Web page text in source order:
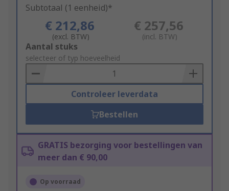
Subtotaal (1 eenheid)*
€ 212,86
(excl. BTW)
€ 257,56
(incl. BTW)
Add
to
Basket
Aantal stuks
selecteer of typ hoeveelheid
Controleer leverdata
Bestellen
GRATIS bezorging voor bestellingen van
meer dan € 90,00
Op voorraad